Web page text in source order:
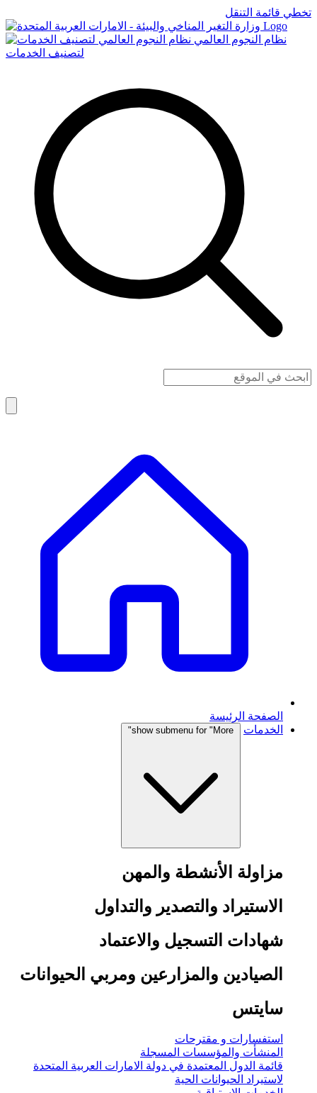
تخطي قائمة التنقل
Logo
نظام النجوم العالمي
لتصنيف الخدمات
الصفحة الرئيسة
الخدمات
show submenu for "More"
مزاولة الأنشطة والمهن
الاستيراد والتصدير والتداول
شهادات التسجيل والاعتماد
الصيادين والمزارعين ومربي الحيوانات
سايتس
استفسارات و مقترحات
المنشأت والمؤسسات المسجلة
قائمة الدول المعتمدة في دولة الامارات العربية المتحدة
لاستيراد الحيوانات الحية